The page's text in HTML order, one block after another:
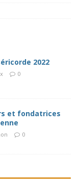
2022
0
et fondatrices
0